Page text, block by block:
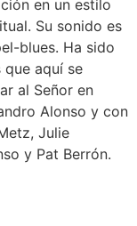
en un estilo
Su sonido es
blues. Ha sido
aquí se
al Señor en
Alonso y con
Julie
y Pat Berrón.